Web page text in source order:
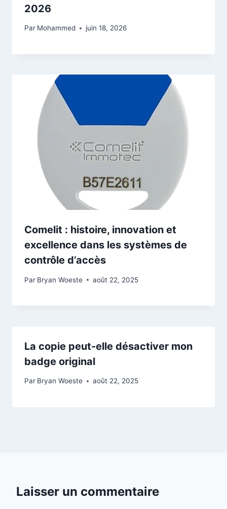
2026
Par Mohammed juin 18, 2026
Comelit : histoire, innovation et
excellence dans les systèmes de
contrôle d’accès
Par Bryan Woeste août 22, 2025
La copie peut-elle désactiver mon
badge original
Par Bryan Woeste août 22, 2025
Laisser un commentaire